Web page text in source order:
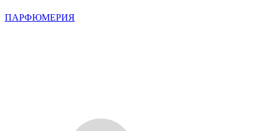
ПАРФЮМЕРИЯ